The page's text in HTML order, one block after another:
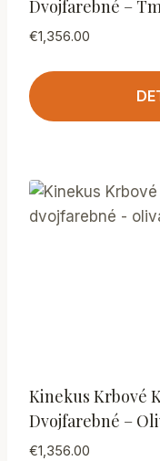
Dvojfarebné –
€1,356.00
Kinekus Krbové
Dvojfarebné –
€1,356.00